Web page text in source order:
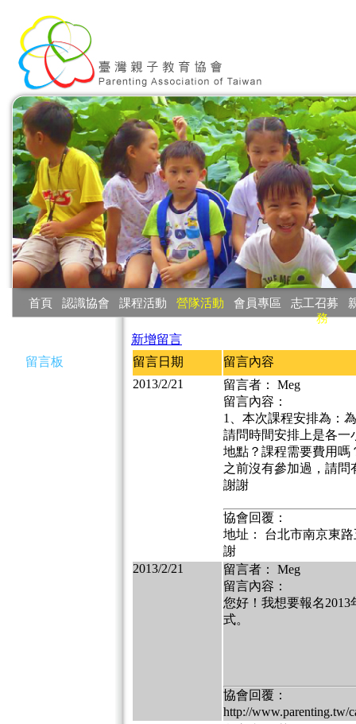
首頁 認識協會 課程活動 營隊活動 會員專區 志工召募
務
留言板
新增留言
留言日期
留言內容
2013/2/21
留言者： Meg
留言內容：
1、本次課程安排為：
請問時間安排上是各一
地點？課程需要費用嗎
之前沒有參加過，請
謝謝
協會回覆：
地址： 台北市南京東
謝
2013/2/21
留言者： Meg
留言內容：
您好！我想要報名
式。
協會回覆：
http://www.parenting.tw/